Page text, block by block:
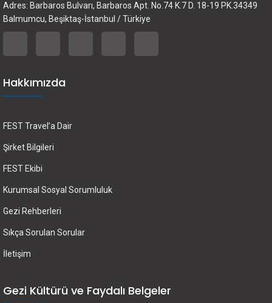
Adres: Barbaros Bulvarı, Barbaros Apt. No.74 K.7 D. 18-19 PK.34349
Balmumcu, Beşiktaş-İstanbul / Türkiye
Hakkımızda
FEST Travel’a Dair
Şirket Bilgileri
FEST Ekibi
Kurumsal Sosyal Sorumluluk
Gezi Rehberleri
Sıkça Sorulan Sorular
İletişim
Gezi Kültürü ve Faydalı Belgeler